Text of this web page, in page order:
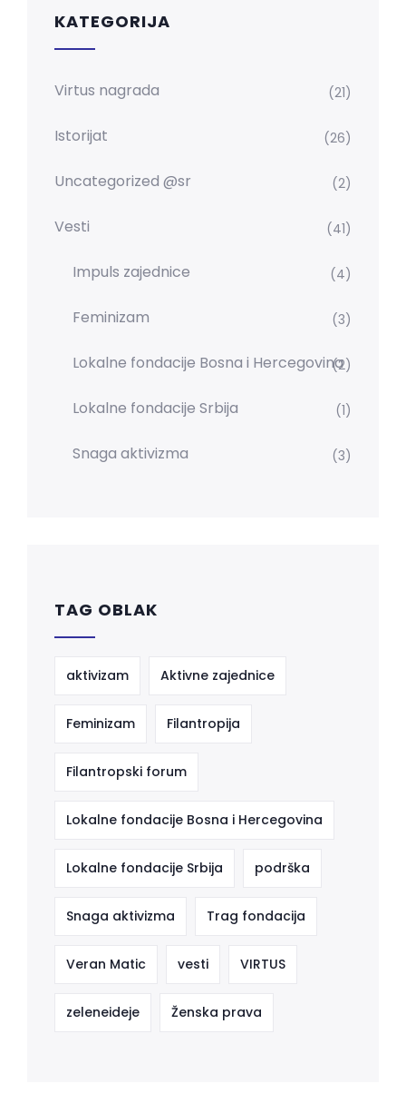
KATEGORIJA
Virtus nagrada (21)
Istorijat (26)
Uncategorized @sr (2)
Vesti (41)
Impuls zajednice (4)
Feminizam (3)
Lokalne fondacije Bosna i Hercegovina
(2)
Lokalne fondacije Srbija (1)
Snaga aktivizma (3)
TAG OBLAK
aktivizam Aktivne zajednice
Feminizam Filantropija
Filantropski forum
Lokalne fondacije Bosna i Hercegovina
Lokalne fondacije Srbija podrška
Snaga aktivizma Trag fondacija
Veran Matic vesti VIRTUS
zeleneideje Ženska prava